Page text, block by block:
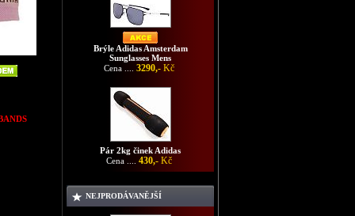
Brýle Adidas Amsterdam
Sunglasses Mens
Cena .... 3290,- Kč
Pár 2kg činek Adidas
Cena .... 430,- Kč
NEJPRODÁVANĚJŠÍ